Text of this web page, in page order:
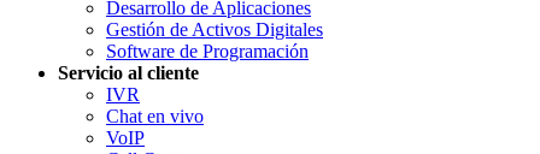
Desarrollo de Aplicaciones
Gestión de Activos Digitales
Software de Programación
Servicio al cliente
IVR
Chat en vivo
VoIP